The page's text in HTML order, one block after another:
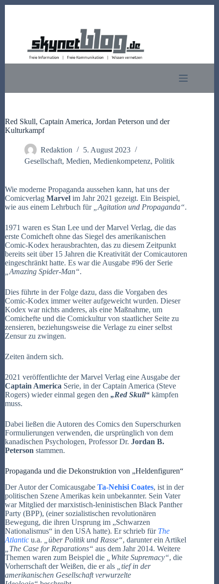
Red Skull, Captain America, Jordan Peterson und der
Kulturkampf
Redaktion
5. August 2023
Gesellschaft, Medien, Medienkompetenz, Politik
Wie moderne Propaganda aussehen kann, hat uns der
Comicverlag Marvel im Jahr 2021 gezeigt. Ein Beispiel,
wie aus einem Lehrbuch für
„Agitation und Propaganda“.
1971 waren es Stan Lee und der Marvel Verlag, die das
erste Comicheft ohne das Siegel des amerikanischen
Comic-Kodex herausbrachten, das zu diesem Zeitpunkt
bereits seit über 15 Jahren die Kreativität der Comicautoren
eingeschränkt hatte. Es war die Ausgabe #96 der Serie
„Amazing Spider-Man“.
Dies führte in der Folge dazu, dass die Vorgaben des
Comic-Kodex immer weiter aufgeweicht wurden. Dieser
Kodex war nichts anderes, als eine Maßnahme, um
Comichefte und die Comickultur von staatlicher Seite zu
zensieren, beziehungsweise die Verlage zu einer selbst
Zensur zu zwingen.
Zeiten ändern sich.
2021 veröffentlichte der Marvel Verlag eine Ausgabe der
Captain America Serie, in der Captain America (Steve
Rogers) wieder einmal gegen den „Red Skull“ kämpfen
muss.
Dabei ließen die Autoren des Comics den Superschurken
Formulierungen verwenden, die ursprünglich von dem
kanadischen Psychologen, Professor Dr. Jordan B.
Peterson stammen.
Propaganda und die Dekonstruktion von „Heldenfiguren“
Der Autor der Comicausgabe Ta-Nehisi Coates, ist in der
politischen Szene Amerikas kein unbekannter. Sein Vater
war Mitglied der marxistisch-leninistischen Black Panther
Party (BPP), (einer sozialistischen revolutionären
Bewegung, die ihren Ursprung im „Schwarzen
Nationalismus“ in den USA hatte). Er schrieb für The
Atlantic u.a. „über Politik und Rasse“, darunter ein Artikel
The Case for Reparations“ aus dem Jahr 2014. Weitere
Themen waren zum Beispiel die
„White Supremacy“, die
Vorherrschaft der Weißen, die er als
„tief in der
amerikanischen Gesellschaft verwurzelte